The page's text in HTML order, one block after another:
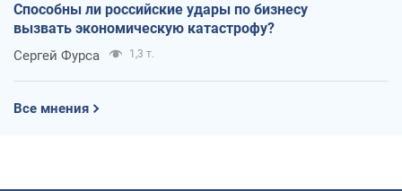
Способны ли российские удары по бизнесу
вызвать экономическую катастрофу?
Сергей Фурса 1,3 т.
Все мнения